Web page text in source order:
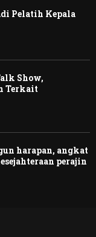
Pelatih Kepala
Show,
Terkait
harapan, angkat
perajin